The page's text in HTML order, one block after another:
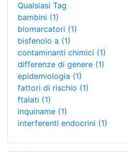
Qualsiasi Tag
bambini (1)
biomarcatori (1)
bisfenolo a (1)
contaminanti chimici (1)
differenze di genere (1)
epidemiologia (1)
fattori di rischio (1)
ftalati (1)
inquiname (1)
interferenti endocrini (1)